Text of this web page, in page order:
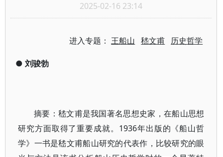
2025-02-16 23:14
进入专题：王船山 嵇文甫 历史哲学
● 刘骏勃
摘要：嵇文甫是我国著名思想史家，在船山思想
研究方面取得了重要成就。1936年出版的《船山哲
学》一书是嵇文甫船山研究的代表作，比较研究的眼